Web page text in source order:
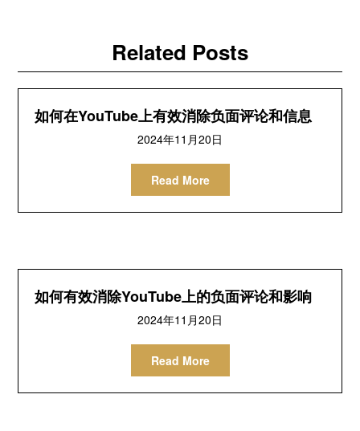
Related Posts
如何在YouTube上有效消除负面评论和信息
2024年11月20日
Read More
如何有效消除YouTube上的负面评论和影响
2024年11月20日
Read More